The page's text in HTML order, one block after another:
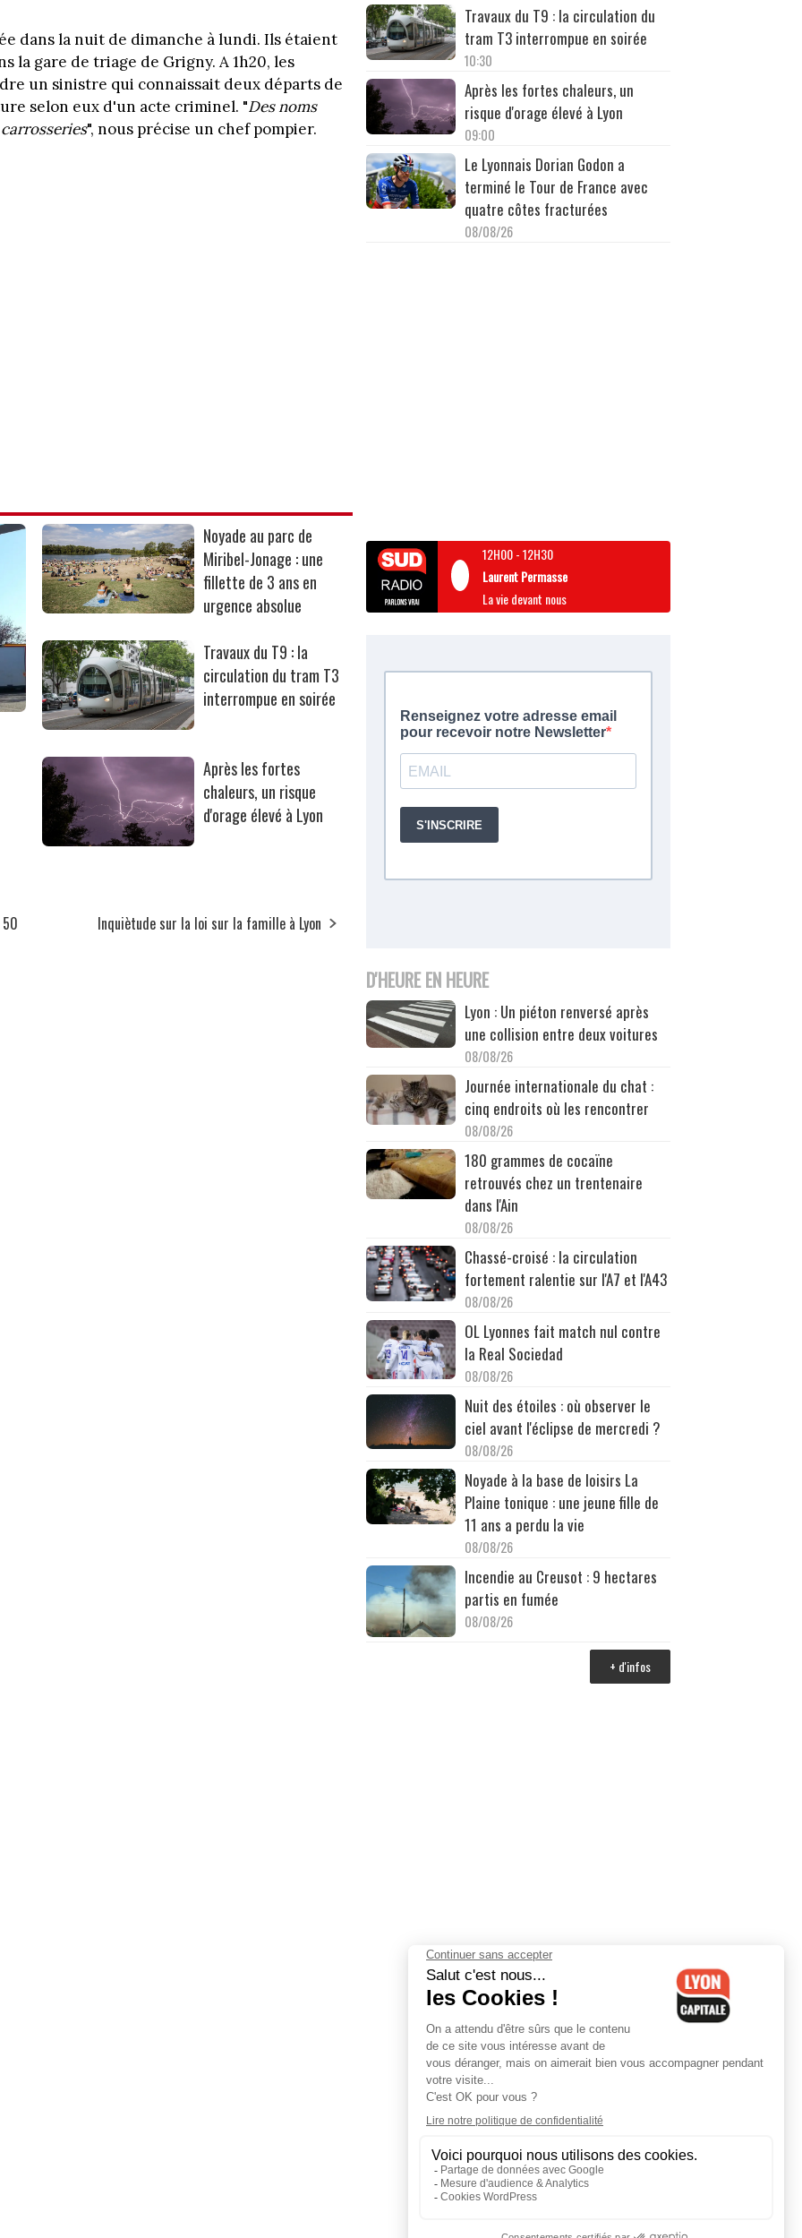
dans la nuit de dimanche à lundi. Ils étaient
la gare de triage de Grigny. A 1h20, les
un sinistre qui connaissait deux départs de
selon eux d'un acte criminel. "Des noms
", nous précise un chef pompier.
Noyade au parc de
Miribel-Jonage : une
fillette de 3 ans en
urgence absolue
Travaux du T9 : la
circulation du tram T3
interrompue en soirée
Après les fortes
chaleurs, un risque
d'orage élevé à Lyon
Inquiètude sur la loi sur la famille à Lyon
Travaux du T9 : la circulation du
tram T3 interrompue en soirée
10:30
Après les fortes chaleurs, un
risque d'orage élevé à Lyon
09:00
Le Lyonnais Dorian Godon a
terminé le Tour de France avec
quatre côtes fracturées
08/08/26
12H00-12H30
Laurent Permasse
La vie devant nous
D'HEURE EN HEURE
Lyon : Un piéton renversé après
une collision entre deux voitures
08/08/26
Journée internationale du chat :
cinq endroits où les rencontrer
08/08/26
180 grammes de cocaïne
retrouvés chez un trentenaire
dans l'Ain
08/08/26
Chassé-croisé : la circulation
fortement ralentie sur l'A7 et l'A43
08/08/26
OL Lyonnes fait match nul contre
la Real Sociedad
08/08/26
Nuit des étoiles : où observer le
ciel avant l'éclipse de mercredi ?
08/08/26
Noyade à la base de loisirs La
Plaine tonique : une jeune fille de
11 ans a perdu la vie
08/08/26
Incendie au Creusot : 9 hectares
partis en fumée
08/08/26
+ d'infos